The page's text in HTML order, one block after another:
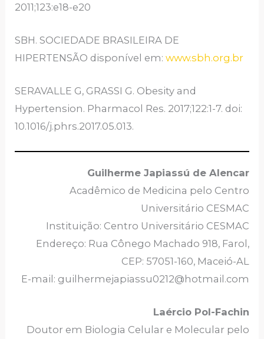
2011;123:e18-e20
SBH. SOCIEDADE BRASILEIRA DE
HIPERTENSÃO disponível em:www.sbh.org.br
SERAVALLE G, GRASSI G. Obesity and
Hypertension. Pharmacol Res. 2017;122:1-7. doi:
10.1016/j.phrs.2017.05.013.
Guilherme Japiassú de Alencar
Acadêmico de Medicina pelo Centro
Universitário CESMAC
Instituição: Centro Universitário CESMAC
Endereço: Rua Cônego Machado 918, Farol,
CEP: 57051-160, Maceió-AL
E-mail: guilhermejapiassu0212@hotmail.com
Laércio Pol-Fachin
Doutor em Biologia Celular e Molecular pelo